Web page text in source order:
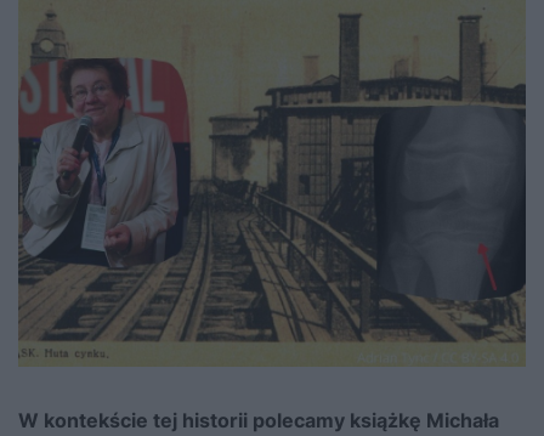
W kontekście tej historii polecamy książkę Michała